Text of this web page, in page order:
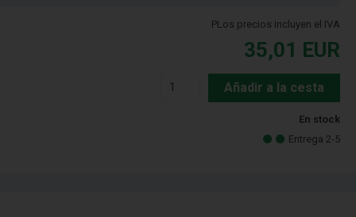
PLos precios incluyen el IVA
35,01 EUR
Añadir a la cesta
En stock
Entrega 2-5